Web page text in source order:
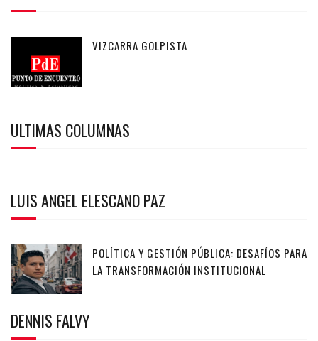
VIZCARRA GOLPISTA
ULTIMAS COLUMNAS
LUIS ANGEL ELESCANO PAZ
POLÍTICA Y GESTIÓN PÚBLICA: DESAFÍOS PARA
LA TRANSFORMACIÓN INSTITUCIONAL
DENNIS FALVY